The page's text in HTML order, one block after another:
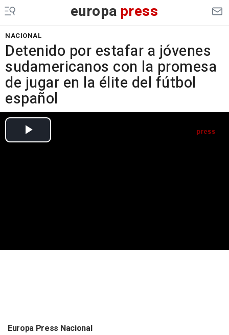
europa press
NACIONAL
Detenido por estafar a jóvenes
sudamericanos con la promesa
de jugar en la élite del fútbol
español
Europa Press Nacional